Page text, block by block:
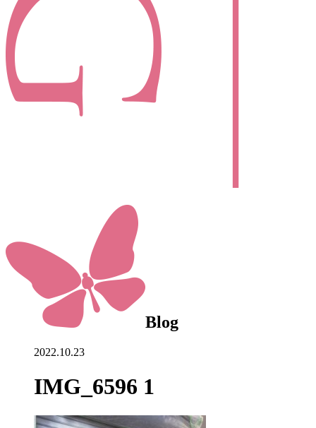
Blog
2022.10.23
IMG_6596 1